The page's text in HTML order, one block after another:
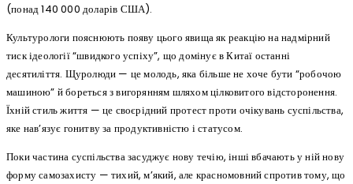
(понад 140 000 доларів США).
Культурологи пояснюють появу цього явища як реакцію на надмірний
тиск ідеології “швидкого успіху”, що домінує в Китаї останні
десятиліття. Щуролюди — це молодь, яка більше не хоче бути “робочою
машиною” й бореться з вигорянням шляхом цілковитого відсторонення.
Їхній стиль життя — це своєрідний протест проти очікувань суспільства,
яке нав’язує гонитву за продуктивністю і статусом.
Поки частина суспільства засуджує нову течію, інші вбачають у ній нову
форму самозахисту — тихий, м’який, але красномовний спротив тому, що